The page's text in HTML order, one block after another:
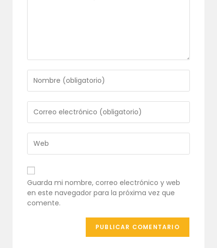
tu
nombre
o
nombre
de
usuario
para
comentar
tu
dirección
de
correo
electrónico
para
comentar
URL
de
tu
web
(opcional)
Guarda mi nombre, correo electrónico y web
en este navegador para la próxima vez que
comente.